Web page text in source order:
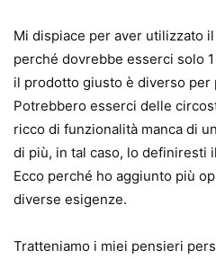
Mi dispiace per aver utilizzato il
perché dovrebbe esserci solo
il prodotto giusto è diverso per
Potrebbero esserci delle
ricco di funzionalità manca di
di più, in tal caso, lo definiresti
Ecco perché ho aggiunto più
diverse esigenze.
Tratteniamo i miei pensieri